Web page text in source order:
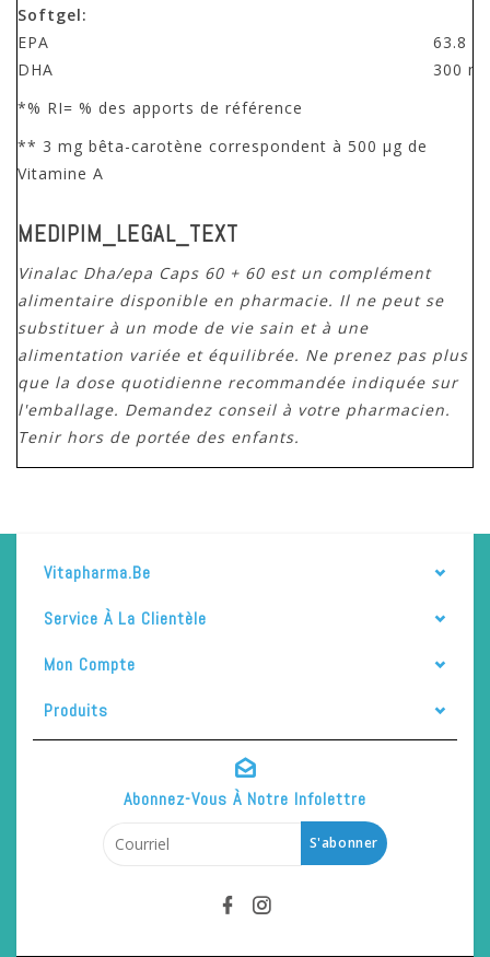
Softgel:
EPA
63.8
DHA
300
*% RI= % des apports de référence
** 3 mg bêta-carotène correspondent à 500 µg de
Vitamine A
MEDIPIM_LEGAL_TEXT
Vinalac Dha/epa Caps 60 + 60 est un complément
alimentaire disponible en pharmacie. Il ne peut se
substituer à un mode de vie sain et à une
alimentation variée et équilibrée. Ne prenez pas plus
que la dose quotidienne recommandée indiquée sur
l'emballage. Demandez conseil à votre pharmacien.
Tenir hors de portée des enfants.
Vitapharma.be
Service À La Clientèle
Mon Compte
Produits
Abonnez-Vous À Notre Infolettre
S'abonner